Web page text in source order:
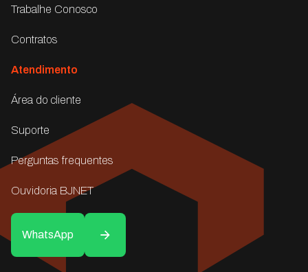
Trabalhe Conosco
Contratos
Atendimento
Área do cliente
Suporte
Perguntas frequentes
Ouvidoria BJNET
WhatsApp